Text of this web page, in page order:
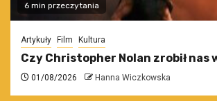
6 min przeczytania
Artykuły Film Kultura
Czy Christopher Nolan zrobił nas
01/08/2026 Hanna Wiczkowska